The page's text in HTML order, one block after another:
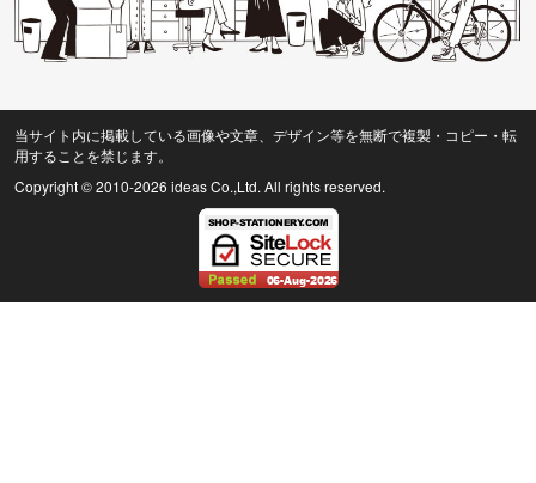
当サイト内に掲載している画像や文章、デザイン等を無断で複製・コピー・転
用することを禁じます。
Copyright © 2010-2026 ideas Co.,Ltd. All rights reserved.